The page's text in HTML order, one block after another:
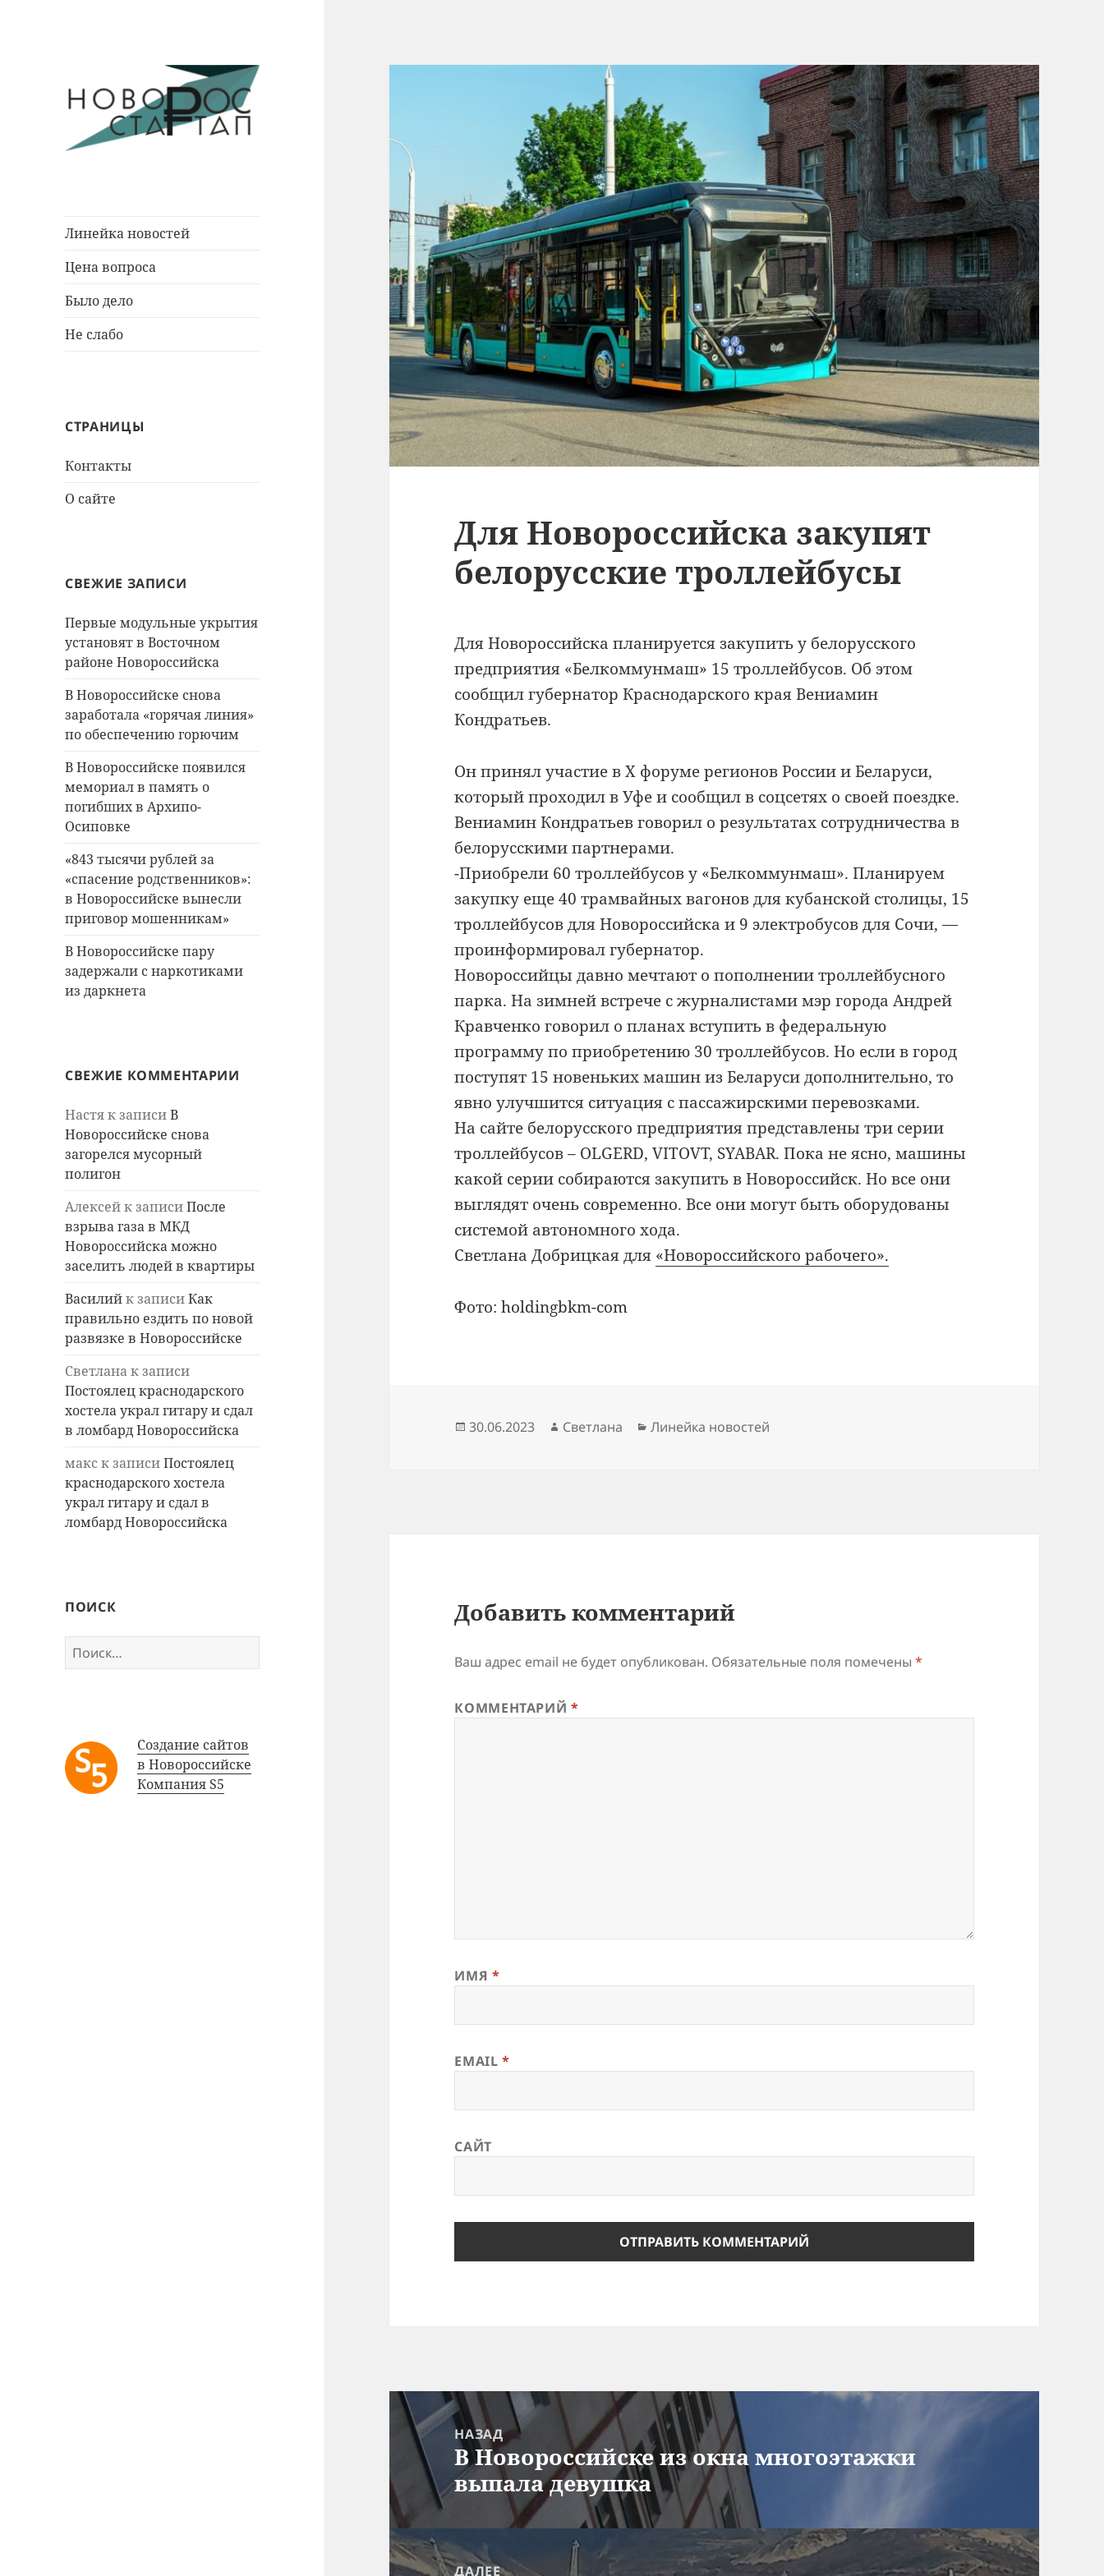
Линейка новостей
Цена вопроса
Было дело
Не слабо
СТРАНИЦЫ
Контакты
О сайте
СВЕЖИЕ ЗАПИСИ
Первые модульные укрытия
установят в Восточном
районе Новороссийска
В Новороссийске снова
заработала «горячая линия»
по обеспечению горючим
В Новороссийске появился
мемориал в память о
погибших в Архипо-
Осиповке
«843 тысячи рублей за
«спасение родственников»:
в Новороссийске вынесли
приговор мошенникам»
В Новороссийске пару
задержали с наркотиками
из даркнета
СВЕЖИЕ КОММЕНТАРИИ
Настяк записиВ
Новороссийске снова
загорелся мусорный
полигон
Алексейк записиПосле
взрыва газа в МКД
Новороссийска можно
заселить людей в квартиры
Василийк записиКак
правильно ездить по новой
развязке в Новороссийске
Светланак записи
Постоялец краснодарского
хостела украл гитару и сдал
в ломбард Новороссийска
макск записиПостоялец
краснодарского хостела
украл гитару и сдал в
ломбард Новороссийска
ПОИСК
Найти:
Создание сайтов
в Новороссийске
Компания S5
Для Новороссийска закупят
белорусские троллейбусы
Для Новороссийска планируется закупить у белорусского
предприятия «Белкоммунмаш» 15 троллейбусов. Об этом
сообщил губернатор Краснодарского края Вениамин
Кондратьев.
Он принял участие в X форуме регионов России и Беларуси,
который проходил в Уфе и сообщил в соцсетях о своей поездке.
Вениамин Кондратьев говорил о результатах сотрудничества в
белорусскими партнерами.
-Приобрели 60 троллейбусов у «Белкоммунмаш». Планируем
закупку еще 40 трамвайных вагонов для кубанской столицы, 15
троллейбусов для Новороссийска и 9 электробусов для Сочи, —
проинформировал губернатор.
Новороссийцы давно мечтают о пополнении троллейбусного
парка. На зимней встрече с журналистами мэр города Андрей
Кравченко говорил о планах вступить в федеральную
программу по приобретению 30 троллейбусов. Но если в город
поступят 15 новеньких машин из Беларуси дополнительно, то
явно улучшится ситуация с пассажирскими перевозками.
На сайте белорусского предприятия представлены три серии
троллейбусов – OLGERD, VITOVT, SYABAR. Пока не ясно, машины
какой серии собираются закупить в Новороссийск. Но все они
выглядят очень современно. Все они могут быть оборудованы
системой автономного хода.
Светлана Добрицкая для «Новороссийского рабочего».
Фото: holdingbkm-com
Опубликовано
30.06.2023 Автор
Светлана Рубрики
Линейка новостей
Добавить комментарий
Ваш адрес email не будет опубликован. Обязательные поля помечены*
КОММЕНТАРИЙ*
ИМЯ *
EMAIL*
САЙТ
Навигация
по
записям
НАЗАД
Предыдущая
запись:
В Новороссийске из окна многоэтажки
выпала девушка
ДАЛЕЕ